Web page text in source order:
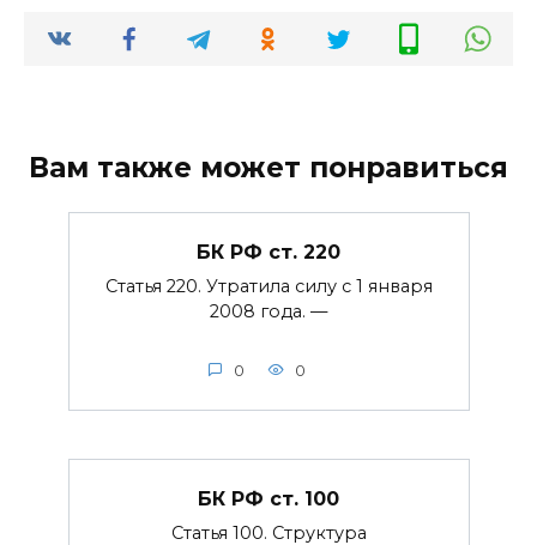
Вам также может понравиться
БК РФ ст. 220
Статья 220. Утратила силу с 1 января
2008 года. —
0 0
БК РФ ст. 100
Статья 100. Структура